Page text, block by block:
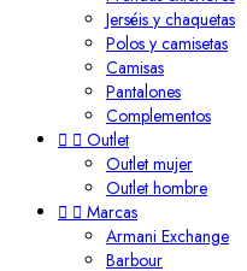
Jerséis y chaquetas
Polos y camisetas
Camisas
Pantalones
Complementos
  Outlet
Outlet mujer
Outlet hombre
  Marcas
Armani Exchange
Barbour